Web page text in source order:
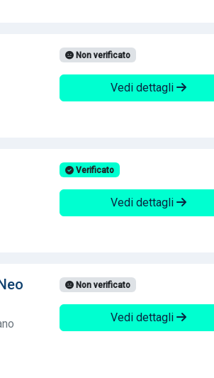
Non verificato
Vedi dettagli
Verificato
Vedi dettagli
Non verificato
Vedi dettagli